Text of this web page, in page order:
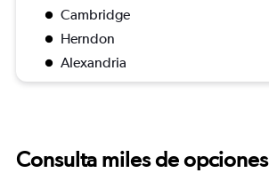
Cambridge
Herndon
Alexandria
Consulta miles de opciones